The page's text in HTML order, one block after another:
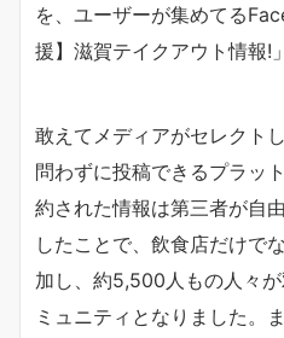
を、ユーザーが集めてる
援】滋賀テイクアウト情報!
敢えてメディアがセレクト
問わずに投稿できるプラッ
約された情報は第三者が自
したことで、飲食店だけで
加し、約5,500人もの人々
ミュニティとなりました。